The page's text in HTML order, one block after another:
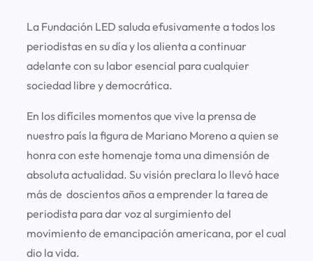
La Fundación LED saluda efusivamente a todos los
periodistas en su día y los alienta a continuar
adelante con su labor esencial para cualquier
sociedad libre y democrática.
En los difíciles momentos que vive la prensa de
nuestro país la figura de Mariano Moreno a quien se
honra con este homenaje toma una dimensión de
absoluta actualidad. Su visión preclara lo llevó hace
más de doscientos años a emprender la tarea de
periodista para dar voz al surgimiento del
movimiento de emancipación americana, por el cual
dio la vida.